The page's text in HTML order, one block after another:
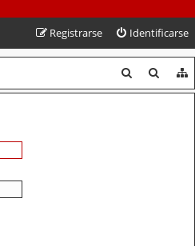
Identificarse
Registrarse
u
u